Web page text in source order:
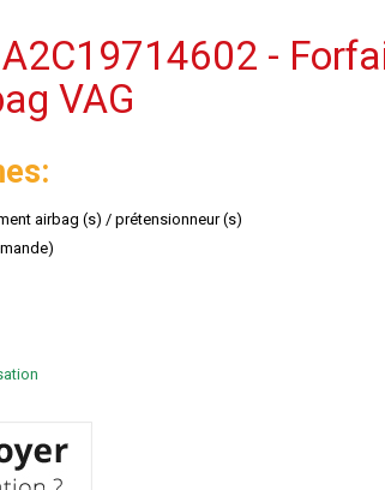
-
VAG
airbag (s) / prétensionneur (s)